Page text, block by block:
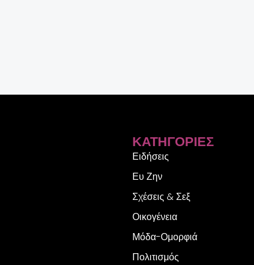
ΚΑΤΗΓΟΡΊΕΣ
Ειδήσεις
Ευ Ζην
Σχέσεις & Σεξ
Οικογένεια
Μόδα-Ομορφιά
Πολιτισμός